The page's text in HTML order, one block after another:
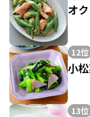
オ
12位
小
13位